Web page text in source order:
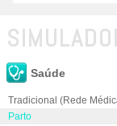
Saúde
Tradicional (Rede
Parto